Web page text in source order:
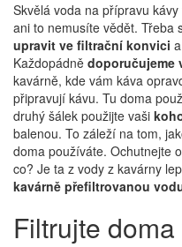
Skvělá voda na přípravu
ani to nemusíte vědět. Třeba
upravit ve filtrační konvici
Každopádně doporučujeme
kavárně, kde vám káva
připravují kávu. Tu doma
druhý šálek použijte vaši
balenou. To záleží na tom,
doma používáte. Ochutnejte
co? Je ta z vody z kavárny
kavárně přefiltrovanou
Filtrujte